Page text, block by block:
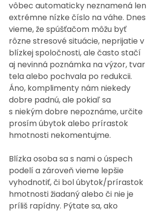
vôbec automaticky neznamená len
extrémne nízke číslo na váhe. Dnes
vieme, že spúšťačom môžu byť
rôzne stresové situácie, neprijatie v
blízkej spoločnosti, ale často stačí
aj nevinná poznámka na výzor, tvar
tela alebo pochvala po redukcii.
Áno, komplimenty nám niekedy
dobre padnú, ale pokiaľ sa
s niekým dobre nepoznáme, určite
prosím úbytok alebo prírastok
hmotnosti nekomentujme.
Blízka osoba sa s nami o úspech
podelí a zároveň vieme lepšie
vyhodnotiť, či bol úbytok/prírastok
hmotnosti žiadaný alebo či nie je
príliš rapídny. Pýtate sa, ako